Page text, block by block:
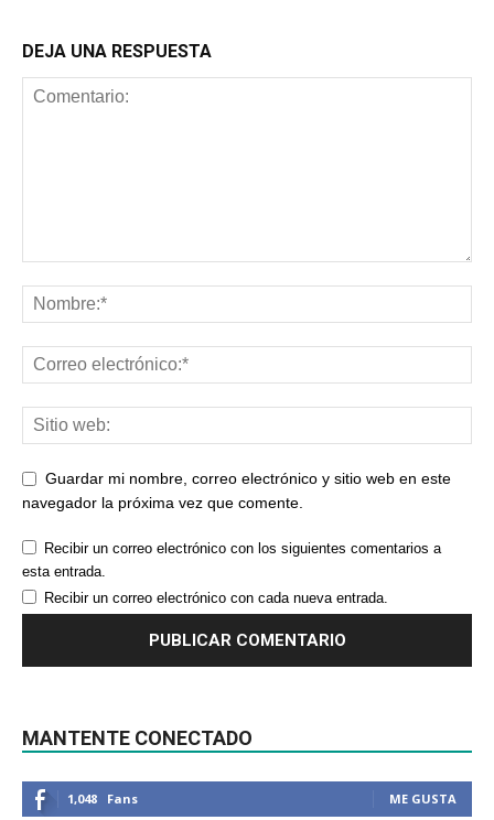
DEJA UNA RESPUESTA
Guardar mi nombre, correo electrónico y sitio web en este
navegador la próxima vez que comente.
Recibir un correo electrónico con los siguientes comentarios a
esta entrada.
Recibir un correo electrónico con cada nueva entrada.
MANTENTE CONECTADO
1,048 Fans ME GUSTA